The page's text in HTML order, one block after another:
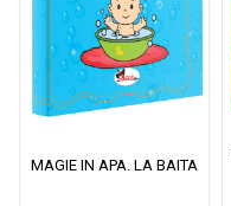
MAGIE IN APA. LA BAITA